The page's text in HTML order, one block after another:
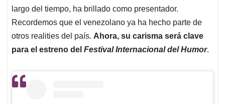
largo del tiempo, ha brillado como presentador.
Recordemos que el venezolano ya ha hecho parte de
otros realities del país. Ahora, su carisma será clave
para el estreno del Festival Internacional del Humor.